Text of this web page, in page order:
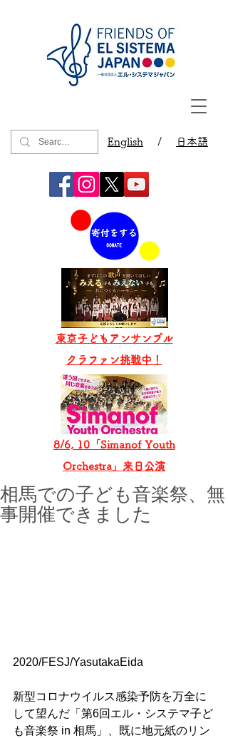
English / 日本語
8/6, 10「Simanof Youth
Orchestra」来日公演
東京子どもアンサンブル
​クラファン挑戦中！
相馬での子ども音楽祭、無
事開催できました
2020/FESJ/YasutakaEida
新型コロナウイルス感染予防を万全に
して望んだ「第6回エル・システマ子ど
も音楽祭 in 相馬」、既に地元紙のリン